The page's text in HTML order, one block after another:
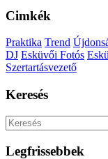
Cimkék
Praktika Trend
DJ Esküvői Fotós
Szertartásvezető
Keresés
Legfrissebbek